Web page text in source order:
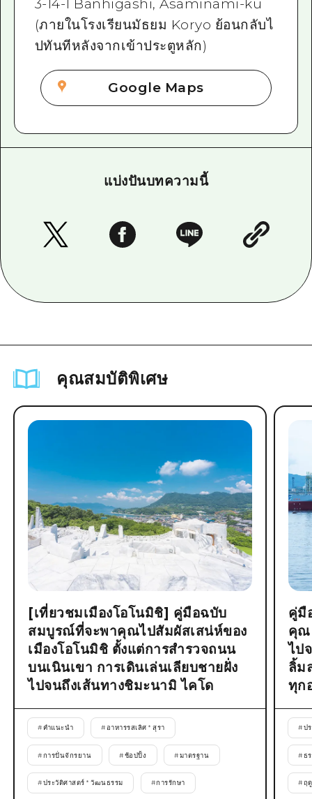
3-14-1 Banhigashi, Asaminami-ku
(ภายในโรงเรียนมัธยม Koryo ย้อนกลับไ
ปทันทีหลังจากเข้าประตูหลัก)
Google Maps
แบ่งปันบทความนี้
คุณสมบัติพิเศษ
[เที่ยวชมเมืองโอโนมิชิ] คู่มือฉบับ
สมบูรณ์ที่จะพาคุณไปสัมผัสเสน่ห์ของ
เมืองโอโนมิชิ ตั้งแต่การสำรวจถนน
บนเนินเขา การเดินเล่นเลียบชายฝั่ง
ไปจนถึงเส้นทางชิมะนามิ ไคโด
#คำแนะนำ # อาหารรสเลิศ * สุรา
#การปั่นจักรยาน #ช้อปปิ้ง #มาตรฐาน
#ประวัติศาสตร์ * วัฒนธรรม #การรักษา
คู่มื
คุณ
ไป
ลิ้ม
ทุก
#ป
#ธ
#ฤ